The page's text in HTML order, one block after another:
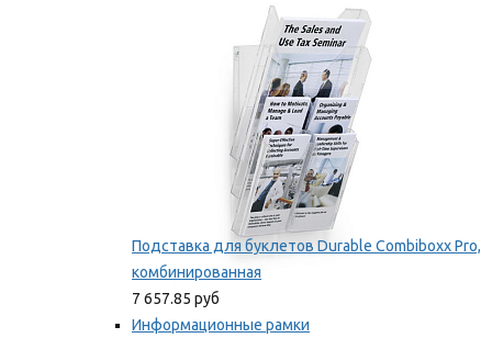
Подставка для буклетов Durable Combiboxx Pro,
комбинированная
7 657.85 руб
Информационные рамки